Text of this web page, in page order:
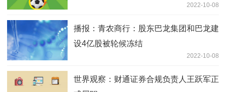
2022-10-08
播报：青农商行：股东巴龙集团和巴龙建
设4亿股被轮候冻结
2022-10-08
世界观察：财通证券合规负责人王跃军正